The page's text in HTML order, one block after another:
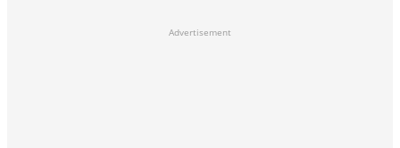
Advertisement